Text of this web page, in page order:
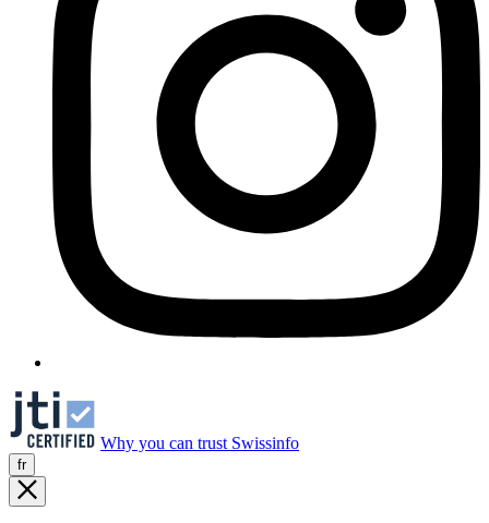
Why you can trust Swissinfo
fr